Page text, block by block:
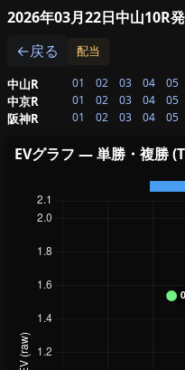
2026年03月22日中山10R
←戻る
配当
中山R 01 02 03 04 05
中京R 01 02 03 04 05
阪神R 01 02 03 04 05
EVグラフ — 単勝・複勝